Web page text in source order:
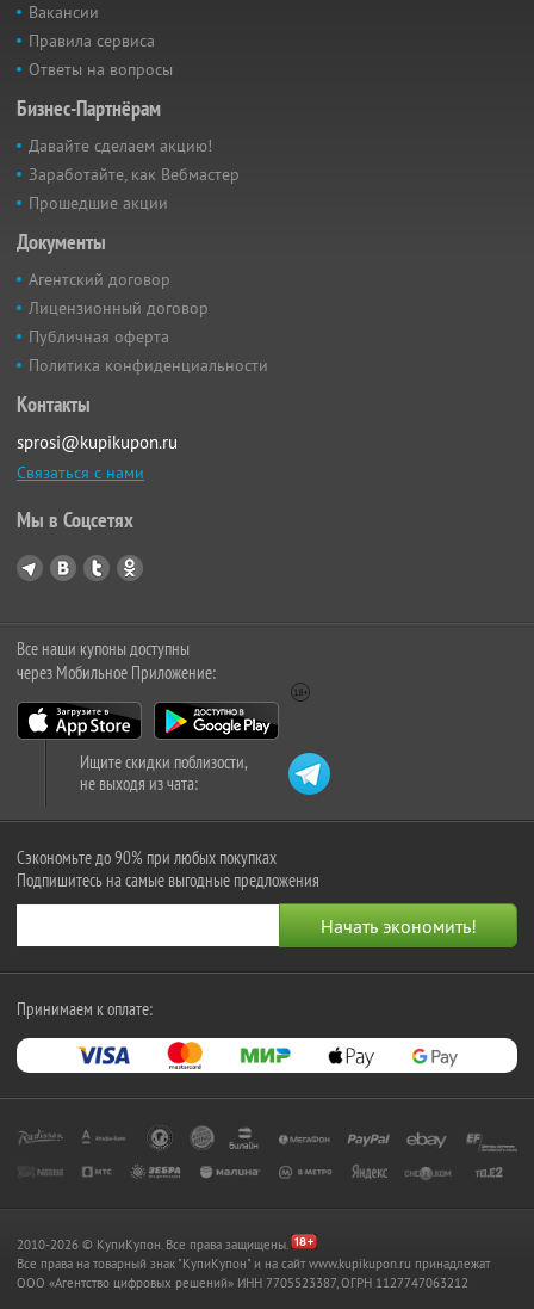
Вакансии
Правила сервиса
Ответы на вопросы
Бизнес-Партнёрам
Давайте сделаем акцию!
Заработайте, как Вебмастер
Прошедшие акции
Документы
Агентский договор
Лицензионный договор
Публичная оферта
Политика конфиденциальности
Контакты
sprosi@kupikupon.ru
Связаться с нами
Мы в Соцсетях
Все наши купоны доступны
через Мобильное Приложение:
Ищите скидки поблизости,
не выходя из чата:
Сэкономьте до 90% при любых покупках
Подпишитесь на самые выгодные предложения
Принимаем к оплате:
2010-2026 © КупиКупон. Все права защищены.
Все права на товарный знак "КупиКупон" и на сайт www.kupikupon.ru принадлежат
OOO «Агентство цифровых решений» ИНН 7705523387, ОГРН 1127747063212